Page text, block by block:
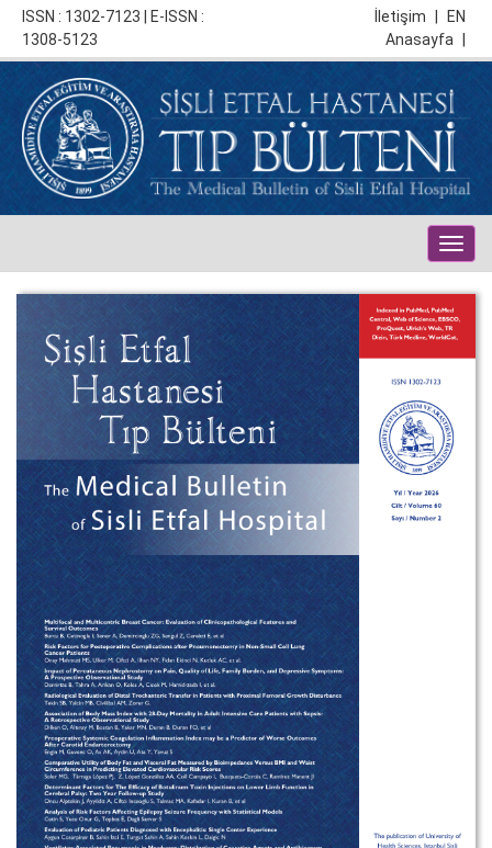
ISSN : 1302-7123 | E-ISSN :
1308-5123
EN
İletişim
Anasayfa